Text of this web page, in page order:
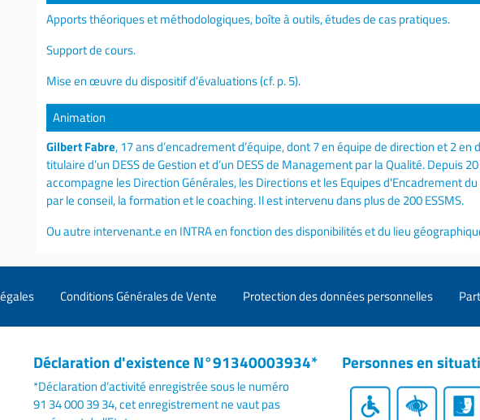
Apports théoriques et méthodologiques, boîte à outils, études de cas pratiques.
Support de cours.
Mise en œuvre du dispositif d’évaluations (cf. p. 5).
Animation
Gilbert Fabre, 17 ans d’encadrement d’équipe, dont 7 en équipe de direction et 2 en
titulaire d’un DESS de Gestion et d’un DESS de Management par la Qualité. Depuis
accompagne les Direction Générales, les Directions et les Equipes d'Encadrement
par le conseil, la formation et le coaching. Il est intervenu dans plus de 200 ESSMS.
Ou autre intervenant.e en INTRA en fonction des disponibilités et du lieu
Conditions Générales de Vente Protection des données personnelles
Déclaration d'existence N°91340003934*
*Déclaration d’activité enregistrée sous le numéro
91 34 000 39 34, cet enregistrement ne vaut pas
Personnes en